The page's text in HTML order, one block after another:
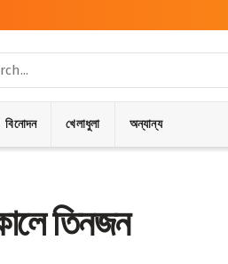
বিনোদন খেলাধুলা অন্যান্য
তিনজন